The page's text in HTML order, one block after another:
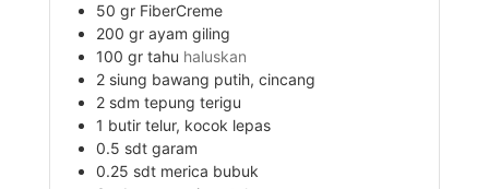
50 gr FiberCreme
200 gr ayam giling
100 gr tahu haluskan
2 siung bawang putih, cincang
2 sdm tepung terigu
1 butir telur, kocok lepas
0.5 sdt garam
0.25 sdt merica bubuk